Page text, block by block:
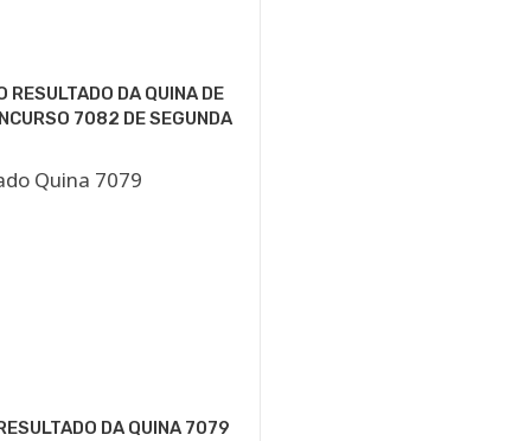
RESULTADO DA QUINA DE
7082 DE SEGUNDA
DA QUINA 7079